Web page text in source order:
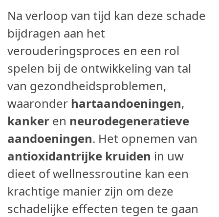
Na verloop van tijd kan deze schade
bijdragen aan het
verouderingsproces en een rol
spelen bij de ontwikkeling van tal
van gezondheidsproblemen,
waaronder hartaandoeningen,
kanker en neurodegeneratieve
aandoeningen. Het opnemen van
antioxidantrijke kruiden in uw
dieet of wellnessroutine kan een
krachtige manier zijn om deze
schadelijke effecten tegen te gaan